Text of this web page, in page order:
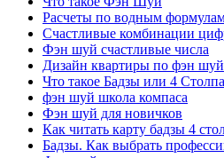
Расчеты по водным
Счастливые комбинации
Фэн шуй счастливые числа
Дизайн квартиры по фэн шуй
Что такое Бадзы или 4
фэн шуй школа компаса
Фэн шуй для новичков
Как читать карту бадзы 4
Бадзы. Как выбрать